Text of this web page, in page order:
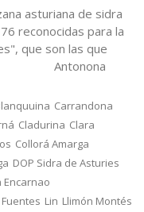
asturiana de sidra
reconocidas para la
que son las que
Antonona
Carrandona
Cladurina Clara
Collorá Amarga
DOP Sidra de Asturies
Encarnao
Fuentes Lin Llimón Montés